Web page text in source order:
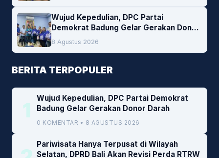
Wujud Kepedulian, DPC Partai
Demokrat Badung Gelar Gerakan Donor
Darah
8 Agustus 2026
BERITA TERPOPULER
1
Wujud Kepedulian, DPC Partai Demokrat
Badung Gelar Gerakan Donor Darah
0 KOMENTAR • 8 AGUSTUS 2026
Pariwisata Hanya Terpusat di Wilayah
Selatan, DPRD Bali Akan Revisi Perda RTRW